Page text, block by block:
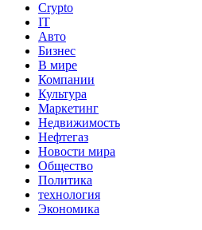
Crypto
IT
Авто
Бизнес
В мире
Компании
Культура
Маркетинг
Недвижимость
Нефтегаз
Новости мира
Общество
Политика
технология
Экономика